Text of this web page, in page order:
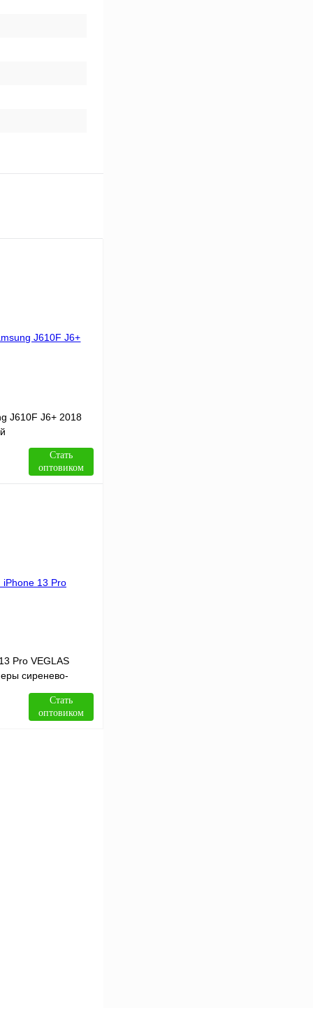
J610F J6+ 2018
Стать
оптовиком
В
Pro VEGLAS
сиренево-
Стать
оптовиком